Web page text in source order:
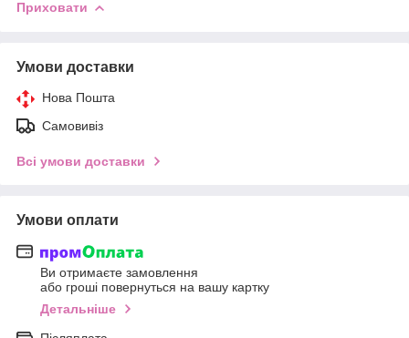
Приховати
Умови доставки
Нова Пошта
Самовивіз
Всі умови доставки
Умови оплати
Ви отримаєте замовлення
або гроші повернуться на вашу картку
Детальніше